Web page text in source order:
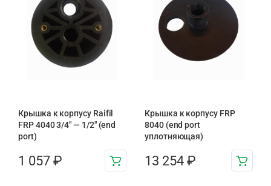
Крышка к корпусу Raifil
FRP 4040 3/4" — 1/2" (end
port)
1 057 ₽
Крышка к корпусу FRP
8040 (end port
уплотняющая)
13 254 ₽